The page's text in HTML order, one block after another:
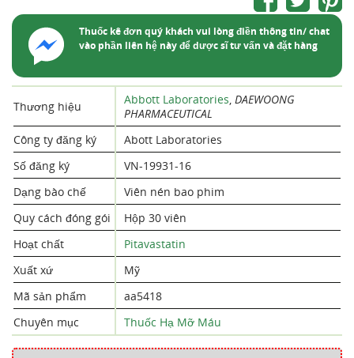
Thuốc kê đơn quý khách vui lòng điền thông tin/ chat
vào phần liên hệ này để dược sĩ tư vấn và đặt hàng
Thương hiệu Abbott Laboratories, DAEWOONG
PHARMACEUTICAL
Công ty đăng ký
Abott Laboratories
Số đăng ký
VN-19931-16
Dạng bào chế
Viên nén bao phim
Quy cách đóng gói
Hộp 30 viên
Hoạt chất
Pitavastatin
Xuất xứ
Mỹ
Mã sản phẩm
aa5418
Chuyên mục
Thuốc Hạ Mỡ Máu